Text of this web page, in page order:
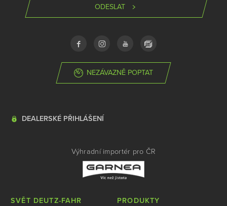
ODESLAT
NEZÁVAZNĚ POPTAT
DEALERSKÉ PŘIHLÁŠENÍ
Výhradní importér pro ČR
SVĚT DEUTZ-FAHR
PRODUKTY